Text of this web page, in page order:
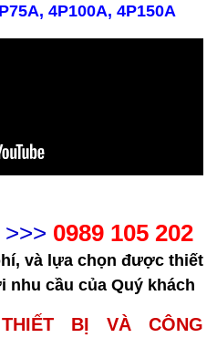
4P100A, 4P150A
0989 105 202
và lựa chọn được thiết
cầu của Quý khách
BỊ VÀ CÔNG